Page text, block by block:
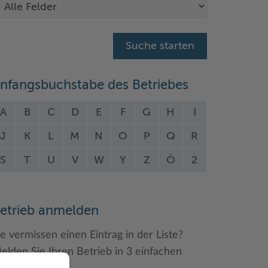
des Betriebes
A B C D E F G H
J K L M N O P Q R
S T U V W Y Z Ö 2
anmelden
vermissen einen Eintrag in der Liste?
Sie Ihren Betrieb in 3 einfachen